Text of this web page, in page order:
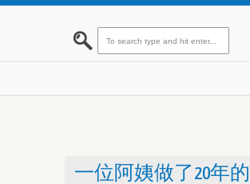
一位阿姨做了20年